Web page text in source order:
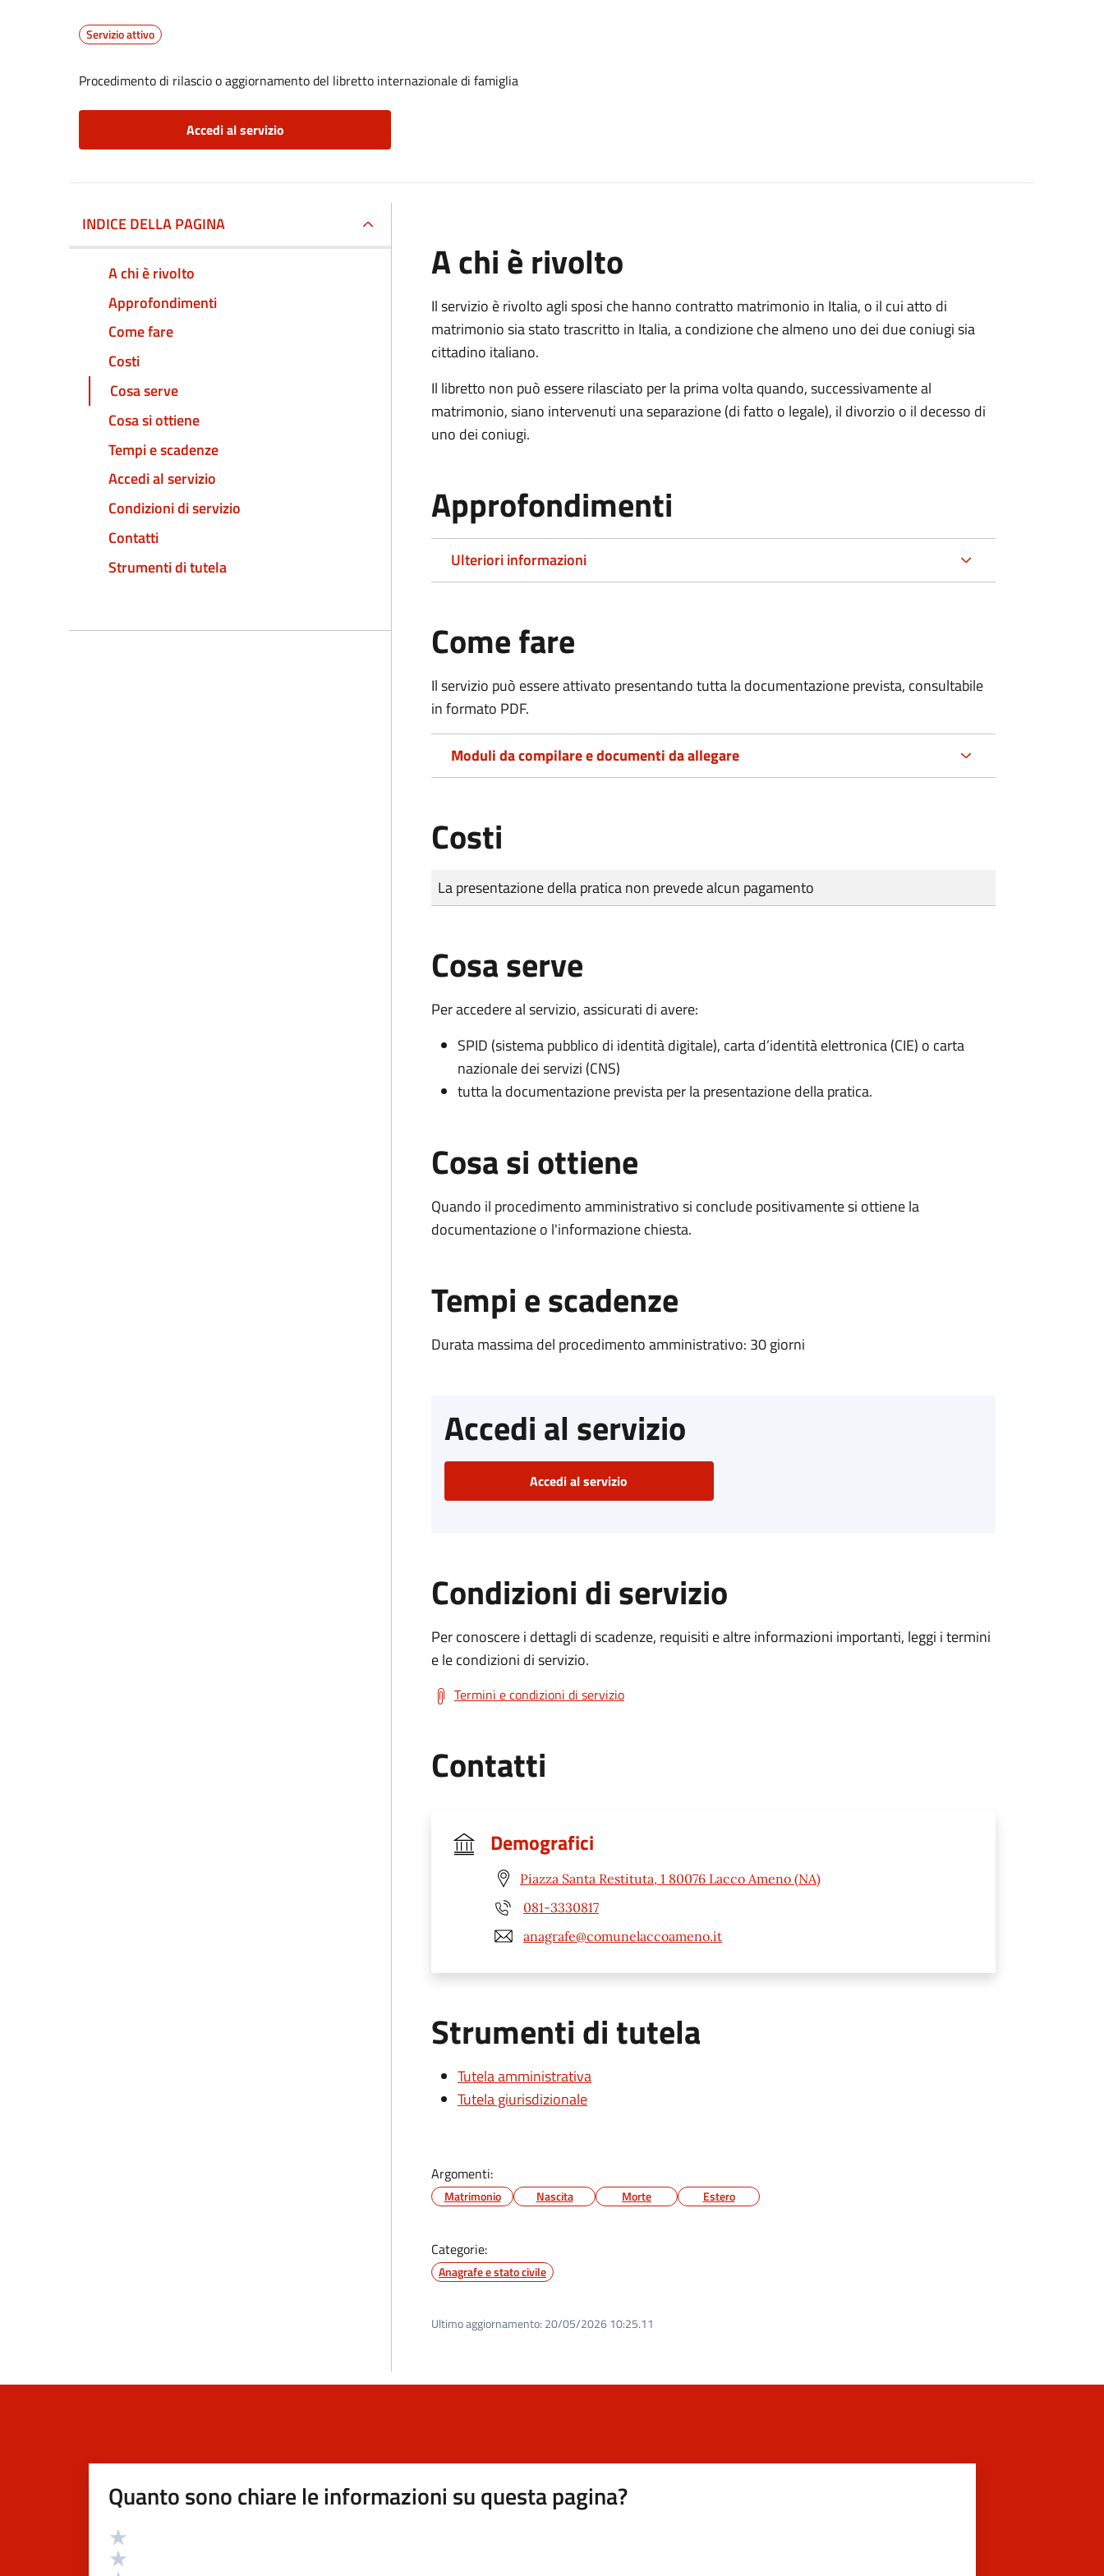
Servizio attivo
Procedimento di rilascio o aggiornamento del libretto internazionale di famiglia
Accedi al servizio
INDICE DELLA PAGINA
A chi è rivolto
Approfondimenti
Come fare
Costi
Cosa serve
Cosa si ottiene
Tempi e scadenze
Accedi al servizio
Condizioni di servizio
Contatti
Strumenti di tutela
A chi è rivolto
Il servizio è rivolto agli sposi che hanno contratto matrimonio in Italia, o il cui atto di
matrimonio sia stato trascritto in Italia, a condizione che almeno uno dei due coniugi sia
cittadino italiano.
Il libretto non può essere rilasciato per la prima volta quando, successivamente al
matrimonio, siano intervenuti una separazione (di fatto o legale), il divorzio o il decesso di
uno dei coniugi.
Approfondimenti
Ulteriori informazioni
Come fare
Il servizio può essere attivato presentando tutta la documentazione prevista, consultabile
in formato PDF.
Moduli da compilare e documenti da allegare
Costi
Tipo di pagamento
Importo
La presentazione della pratica non prevede alcun pagamento
Cosa serve
Per accedere al servizio, assicurati di avere:
SPID (sistema pubblico di identità digitale), carta d’identità elettronica (CIE) o carta
nazionale dei servizi (CNS)
tutta la documentazione prevista per la presentazione della pratica.
Cosa si ottiene
Quando il procedimento amministrativo si conclude positivamente si ottiene la
documentazione o l'informazione chiesta.
Tempi e scadenze
Durata massima del procedimento amministrativo: 30 giorni
Accedi al servizio
Accedi al servizio
Condizioni di servizio
Per conoscere i dettagli di scadenze, requisiti e altre informazioni importanti, leggi i termini
e le condizioni di servizio.
Termini e condizioni di servizio
Contatti
Demografici
Piazza Santa Restituta, 1 80076 Lacco Ameno (NA)
081-3330817
anagrafe@comunelaccoameno.it
Strumenti di tutela
Tutela amministrativa
Tutela giurisdizionale
Argomenti:
Matrimonio Nascita Morte Estero
Categorie:
Anagrafe e stato civile
Ultimo aggiornamento: 20/05/2026 10:25.11
Quanto sono chiare le informazioni su questa pagina?
Valutazione